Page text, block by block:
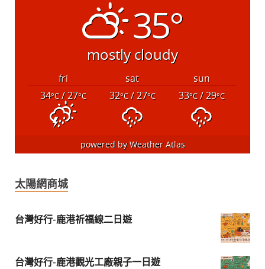
35°
mostly cloudy
fri sat
sun
34°C/ 27°C 32°C/ 27°C 33°C/ 29°C
powered byWeather Atlas
太陽網商城
台灣好行-鹿港祈福線二日遊
台灣好行-鹿港觀光工廠親子一日遊